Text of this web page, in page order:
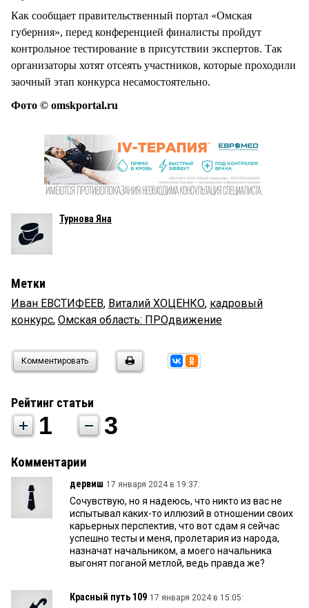
Как сообщает правительственный портал «Омская
губерния», перед конференцией финалисты пройдут
контрольное тестирование в присутствии экспертов. Так
организаторы хотят отсеять участников, которые проходили
заочный этап конкурса несамостоятельно.
Фото © omskportal.ru
Турнова Яна
Метки
Иван ЕВСТИФЕЕВ, Виталий ХОЦЕНКО, кадровый
конкурс, Омская область: ПРОдвижение
Комментировать
Рейтинг статьи
1 3
Комментарии
дервиш 17 января 2024 в 19:37:
Сочувствую, но я надеюсь, что никто из вас не
испытывал каких-то иллюзий в отношении своих
карьерных перспектив, что вот сдам я сейчас
успешно тесты и меня, пролетария из народа,
назначат начальником, а моего начальника
выгонят поганой метлой, ведь правда же?
Красный путь 109 17 января 2024 в 15:05: